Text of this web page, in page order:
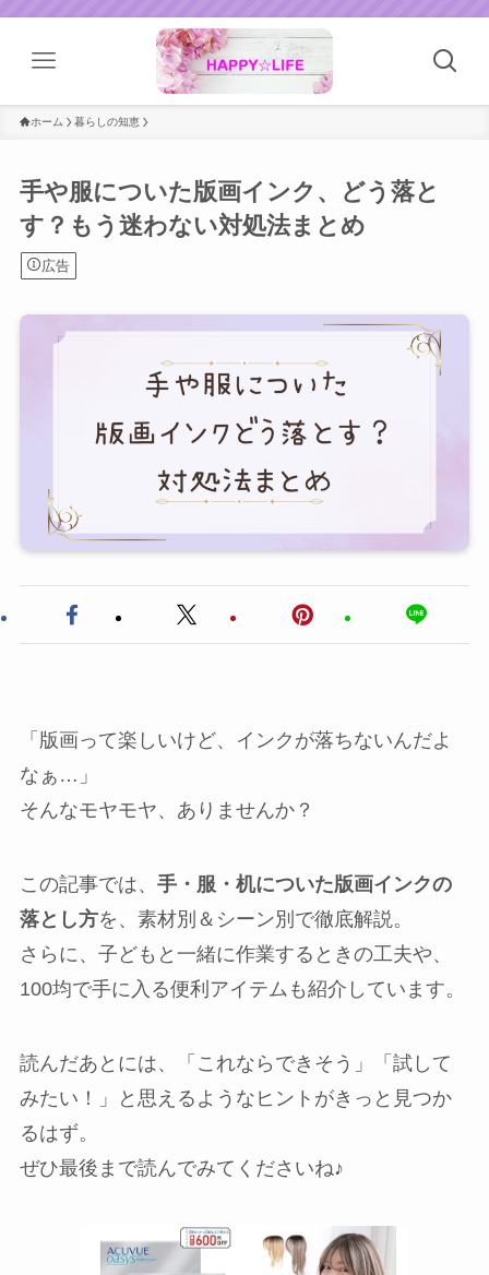
ホーム 暮らしの知恵
手や服についた版画インク、どう落と
す？もう迷わない対処法まとめ
広告
「版画って楽しいけど、インクが落ちないんだよ
なぁ…」
そんなモヤモヤ、ありませんか？
この記事では、 手・服・机についた版画インクの
落とし方を、素材別＆シーン別で徹底解説。
さらに、子どもと一緒に作業するときの工夫や、
100均で手に入る便利アイテムも紹介しています。
読んだあとには、「これならできそう」「試して
みたい！」と思えるようなヒントがきっと見つか
るはず。
ぜひ最後まで読んでみてくださいね♪